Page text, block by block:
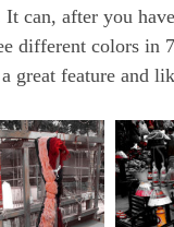
It can, after you
different colors in
great feature and